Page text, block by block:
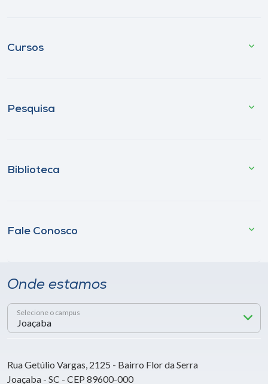
Cursos
Pesquisa
Biblioteca
Fale Conosco
Onde estamos
Selecione o campus
Rua Getúlio Vargas, 2125 - Bairro Flor da Serra
Joaçaba - SC - CEP 89600-000